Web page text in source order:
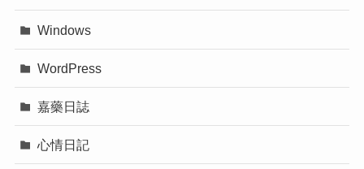
Windows
WordPress
嘉藥日誌
心情日記